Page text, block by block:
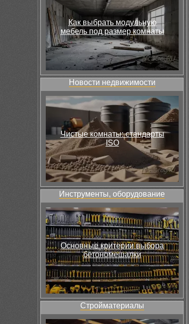
Как выбрать модульную
мебель под размер комнаты
Новости недвижимости
Чистые комнаты: стандарты
ISO
Инструменты, оборудование
Основные критерии выбора
бетономешалки
Стройматериалы